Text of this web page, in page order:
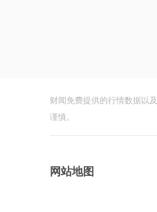
财闻免费提供的行情数据以
谨慎。
网站地图